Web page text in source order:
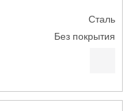
Сталь
Без покрытия